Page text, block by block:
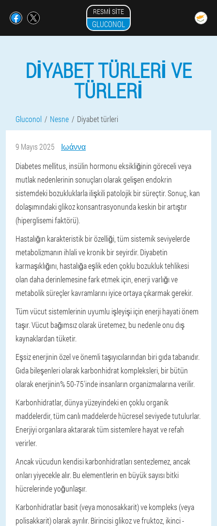
RESMI SITE
GLUCONOL
DIYABET TÜRLERI VE
TÜRLERI
Gluconol Nesne Diyabet türleri
9 Mayıs 2025
Ιωάννα
Diabetes mellitus, insülin hormonu eksikliğinin göreceli veya
mutlak nedenlerinin sonuçları olarak gelişen endokrin
sistemdeki bozukluklarla ilişkili patolojik bir süreçtir. Sonuç, kan
dolaşımındaki glikoz konsantrasyonunda keskin bir artıştır
(hiperglisemi faktörü).
Hastalığın karakteristik bir özelliği, tüm sistemik seviyelerde
metabolizmanın ihlali ve kronik bir seyirdir. Diyabetin
karmaşıklığını, hastalığa eşlik eden çoklu bozukluk tehlikesi
olan daha derinlemesine fark etmek için, enerji varlığı ve
metabolik süreçler kavramlarını iyice ortaya çıkarmak gerekir.
Tüm vücut sistemlerinin uyumlu işleyişi için enerji hayati önem
taşır. Vücut bağımsız olarak üretemez, bu nedenle onu dış
kaynaklardan tüketir.
Eşsiz enerjinin özel ve önemli taşıyıcılarından biri gıda tabanıdır.
Gıda bileşenleri olarak karbonhidrat kompleksleri, bir bütün
olarak enerjinin% 50-75'inde insanların organizmalarına verilir.
Karbonhidratlar, dünya yüzeyindeki en çoklu organik
maddelerdir, tüm canlı maddelerde hücresel seviyede tutulurlar.
Enerjiyi organlara aktararak tüm sistemlere hayat ve refah
verirler.
Ancak vücudun kendisi karbonhidratları sentezlemez, ancak
onları yiyecekle alır. Bu elementlerin en büyük sayısı bitki
hücrelerinde yoğunlaşır.
Karbonhidratlar basit (veya monosakkarit) ve kompleks (veya
polisakkarit) olarak ayrılır. Birincisi glikoz ve fruktoz, ikinci -